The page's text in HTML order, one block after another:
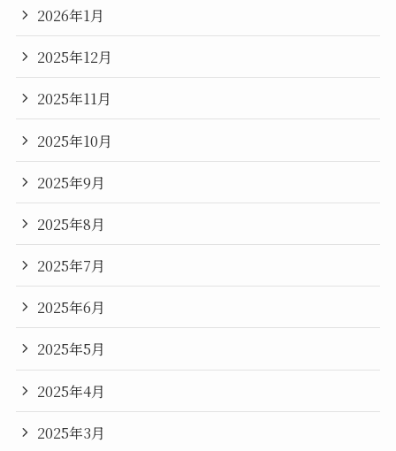
2026年1月
2025年12月
2025年11月
2025年10月
2025年9月
2025年8月
2025年7月
2025年6月
2025年5月
2025年4月
2025年3月